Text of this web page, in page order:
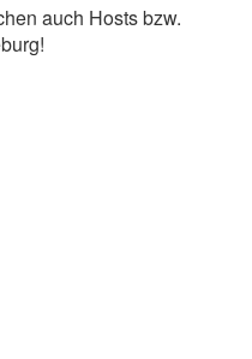
auch Hosts bzw.